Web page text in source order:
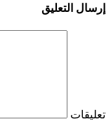
إرسال التعليق
تعليقات